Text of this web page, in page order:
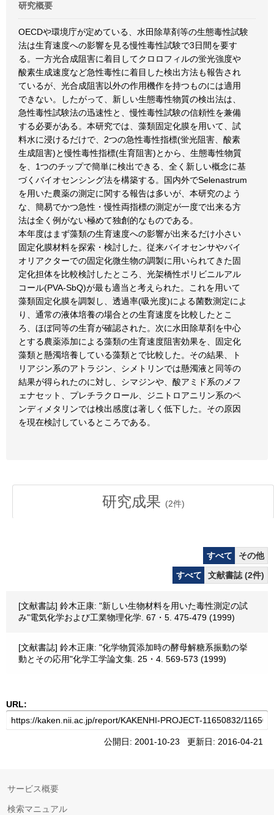
研究概要
OECDや環境庁が定めている、水田除草剤等の生態毒性試験
法は生育速度への影響を見る慢性毒性試験で3日間を要す
る。一方光合成阻害に着目してクロロフィルの蛍光強度や
酸素生成速度など急性毒性に着目した検出方法も報告され
ているが、光合成阻害以外の作用機作を持つものには適用
できない。したがって、新しい生態毒性物質の検出法は、
急性毒性試験法の迅速性と、慢性毒性試験の信頼性を兼備
する必要がある。本研究では、藻類固定化膜を用いて、試
料水に浸けるだけで、2つの急性毒性指標(蛍光阻害、酸素
生成阻害)と慢性毒性指標(生育阻害)とから、生態毒性物質
を、1つのチップで簡単に検出できる、全く新しい概念に基
づくバイオセンシング法を構築する。国内外でSelenastrum
を用いた農薬の測定に関する報告は多いが、本研究のよう
な、簡易でかつ急性・慢性両指標の測定が一度で出来る方
法は全く例がない極めて独創的なものである。
本年度はまず藻類の生育速度への影響が出来るだけ小さい
固定化膜材料を探索・検討した。従来バイオセンサやバイ
オリアクターでの固定化微生物の調製に用いられてきた固
定化担体を比較検討したところ、光架橋性ポリビニルアル
コール(PVA-SbQ)が最も適当と考えられた。これを用いて
藻類固定化膜を調製し、透過率(吸光度)による菌数測定によ
り、通常の液体培養の場合との生育速度を比較したとこ
ろ、ほぼ同等の生育が確認された。次に水田除草剤を中心
とする農薬添加による藻類の生育速度阻害効果を、固定化
藻類と懸濁培養している藻類とで比較した。その結果、ト
リアジン系のアトラジン、シメトリンでは懸濁液と同等の
結果が得られたのに対し、シマジンや、酸アミド系のメフ
ェナセット、プレチラクロール、ジニトロアニリン系のペ
ンディメタリンでは検出感度は著しく低下した。その原因
を現在検討しているところである。
研究成果 (2件)
すべて
その他
すべて
文献書誌 (2件)
[文献書誌] 鈴木正康: "新しい生物材料を用いた毒性測定の試
み"電気化学および工業物理化学. 67・5. 475-479 (1999)
[文献書誌] 鈴木正康: "化学物質添加時の酵母解糖系振動の挙
動とその応用"化学工学論文集. 25・4. 569-573 (1999)
URL:
公開日: 2001-10-23 更新日: 2016-04-21
サービス概要
検索マニュアル